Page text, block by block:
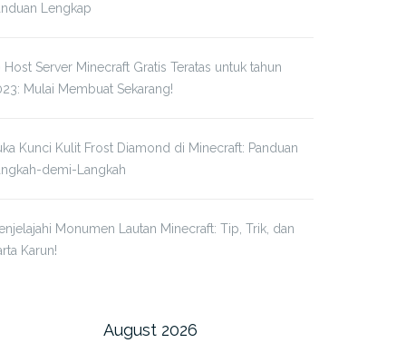
Lengkap
Host Server Minecraft Gratis Teratas untuk tahun
Mulai Membuat Sekarang!
Kunci Kulit Frost Diamond di Minecraft: Panduan
demi-Langkah
Monumen Lautan Minecraft: Tip, Trik, dan
Karun!
August 2026